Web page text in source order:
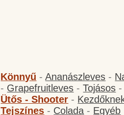
Könnyű -Ananászleves -
- Grapefruitleves -Tojásos
Ütős - Shooter -
Tejszínes - Colada - Egyéb